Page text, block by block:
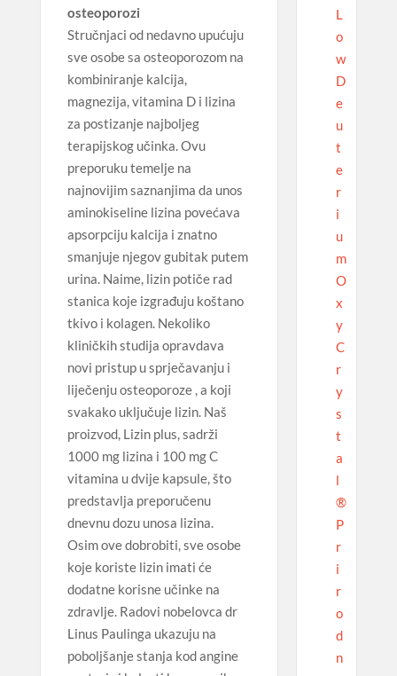
osteoporozi
Stručnjaci od nedavno upućuju
sve osobe sa osteoporozom na
kombiniranje kalcija,
magnezija, vitamina D i lizina
za postizanje najboljeg
terapijskog učinka. Ovu
preporuku temelje na
najnovijim saznanjima da unos
aminokiseline lizina povećava
apsorpciju kalcija i znatno
smanjuje njegov gubitak putem
urina. Naime, lizin potiče rad
stanica koje izgrađuju koštano
tkivo i kolagen. Nekoliko
kliničkih studija opravdava
novi pristup u sprječavanju i
liječenju osteoporoze , a koji
svakako uključuje lizin. Naš
proizvod, Lizin plus, sadrži
1000 mg lizina i 100 mg C
vitamina u dvije kapsule, što
predstavlja preporučenu
dnevnu dozu unosa lizina.
Osim ove dobrobiti, sve osobe
koje koriste lizin imati će
dodatne korisne učinke na
zdravlje. Radovi nobelovca dr
Linus Paulinga ukazuju na
poboljšanje stanja kod angine
L
o
w
D
e
u
t
e
r
i
u
m
O
x
y
C
r
y
s
t
a
l
®
P
r
i
r
o
d
n